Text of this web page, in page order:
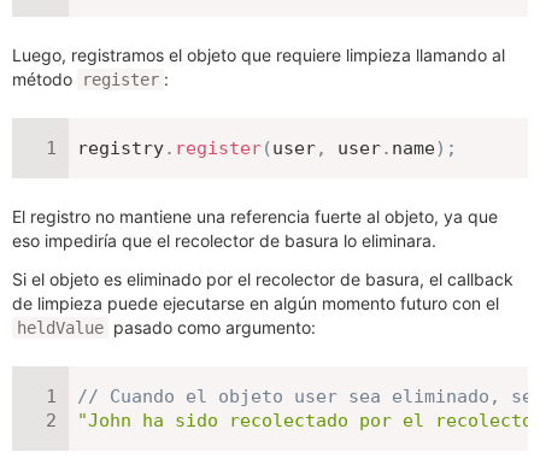
Luego, registramos el objeto que requiere limpieza llamando al
método
register :
registry. register(user, user. name) ;
El registro no mantiene una referencia fuerte al objeto, ya que
eso impediría que el recolector de basura lo eliminara.
Si el objeto es eliminado por el recolector de basura, el callback
de limpieza puede ejecutarse en algún momento futuro con el
heldValue pasado como argumento:
// Cuando el objeto user sea eliminado,
"John ha sido recolectado por el